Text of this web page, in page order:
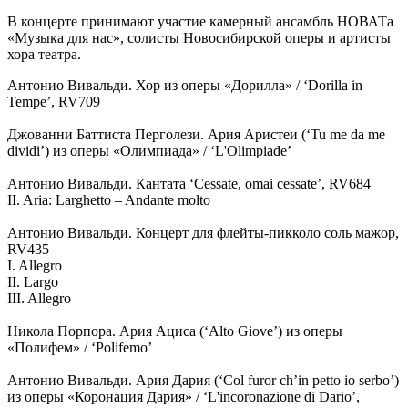
В концерте принимают участие камерный ансамбль НОВАТа
«Музыка для нас», солисты Новосибирской оперы и артисты
хора театра.
Антонио Вивальди. Хор из оперы «Дорилла» / ‘Dorilla in
Tempe’, RV709
Джованни Баттиста Перголези. Ария Аристеи (‘Tu me da me
dividi’) из оперы «Олимпиада» / ‘L'Olimpiade’
Антонио Вивальди. Кантата ‘Cessate, omai cessate’, RV684
II. Aria: Larghetto – Andante molto
Антонио Вивальди. Концерт для флейты-пикколо соль мажор,
RV435
I. Allegro
II. Largo
III. Allegro
Никола Порпора. Ария Ациса (‘Alto Giove’) из оперы
«Полифем» / ‘Polifemo’
Антонио Вивальди. Ария Дария (‘Col furor ch’in petto io serbo’)
из оперы «Коронация Дария» / ‘L'incoronazione di Dario’,